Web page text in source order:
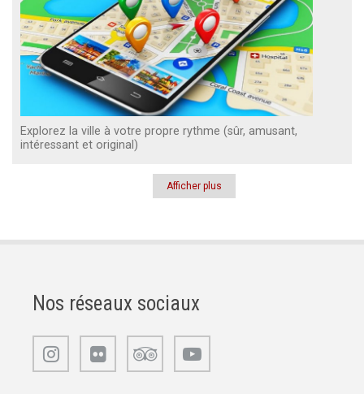
Explorez la ville à votre propre rythme (sûr, amusant,
intéressant et original)
Afficher plus
Nos réseaux sociaux